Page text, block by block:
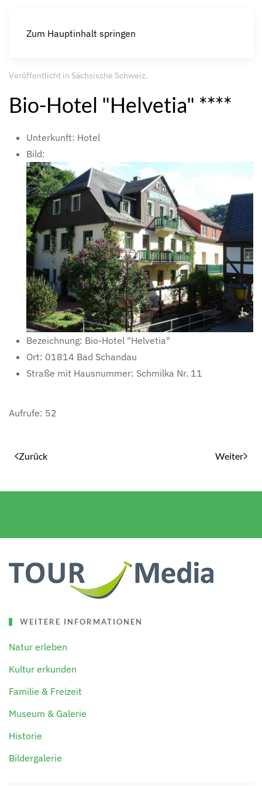
Zum Hauptinhalt springen
Veröffentlicht in Sächsische Schweiz.
Bio-Hotel "Helvetia" ****
Unterkunft: Hotel
Bild:
Bezeichnung: Bio-Hotel "Helvetia"
Ort: 01814 Bad Schandau
Straße mit Hausnummer: Schmilka Nr. 11
Aufrufe: 52
Zurück Weiter
WEITERE INFORMATIONEN
Natur erleben
Kultur erkunden
Familie & Freizeit
Museum & Galerie
Historie
Bildergalerie